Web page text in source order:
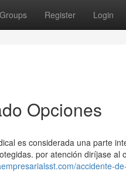
Groups Register Login
Opciones
es considerada una parte
por atención diríjase al
accidente-